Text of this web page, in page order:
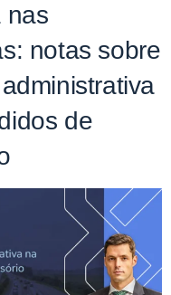
nas
notas sobre
de